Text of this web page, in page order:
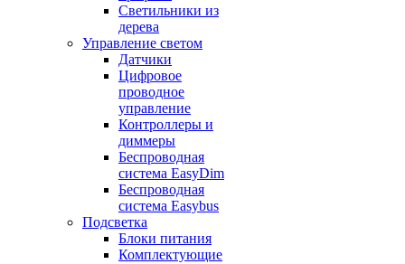
Светильники из
дерева
Управление светом
Датчики
Цифровое
проводное
управление
Контроллеры и
диммеры
Беспроводная
система EasyDim
Беспроводная
система Easybus
Подсветка
Блоки питания
Комплектующие